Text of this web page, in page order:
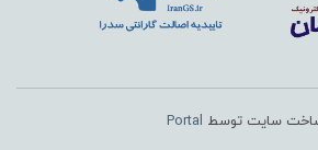
سایت توسط Portal